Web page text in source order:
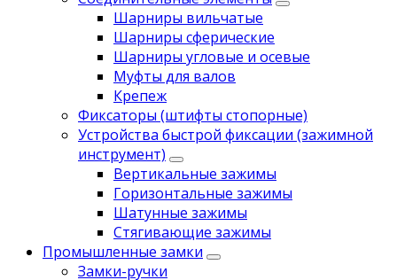
Шарниры вильчатые
Шарниры сферические
Шарниры угловые и осевые
Муфты для валов
Крепеж
Фиксаторы (штифты стопорные)
Устройства быстрой фиксации (зажимной
инструмент)
Вертикальные зажимы
Горизонтальные зажимы
Шатунные зажимы
Стягивающие зажимы
Промышленные замки
Замки-ручки